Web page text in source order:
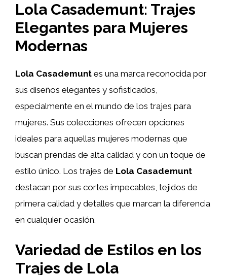
Lola Casademunt: Trajes
Elegantes para Mujeres
Modernas
Lola Casademunt es una marca reconocida por
sus diseños elegantes y sofisticados,
especialmente en el mundo de los trajes para
mujeres. Sus colecciones ofrecen opciones
ideales para aquellas mujeres modernas que
buscan prendas de alta calidad y con un toque de
estilo único. Los trajes de Lola Casademunt
destacan por sus cortes impecables, tejidos de
primera calidad y detalles que marcan la diferencia
en cualquier ocasión.
Variedad de Estilos en los
Trajes de Lola